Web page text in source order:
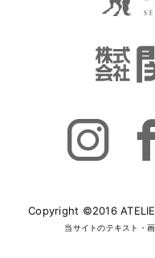
Copyright ©2016
当サイトのテキスト・